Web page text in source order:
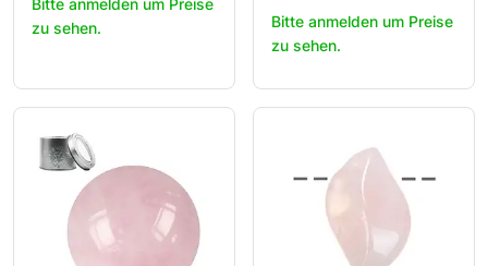
Bitte anmelden um Preise
zu sehen.
Bitte anmelden um Preise
zu sehen.